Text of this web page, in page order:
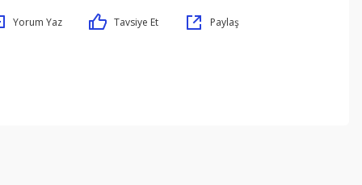
Yorum Yaz Tavsiye Et Paylaş